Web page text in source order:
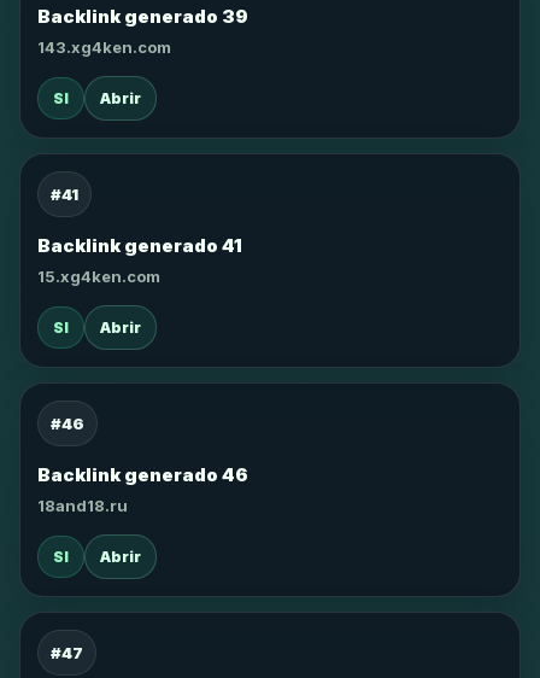
Backlink generado 39
143.xg4ken.com
SI Abrir
#41
Backlink generado 41
15.xg4ken.com
SI Abrir
#46
Backlink generado 46
18and18.ru
SI Abrir
#47